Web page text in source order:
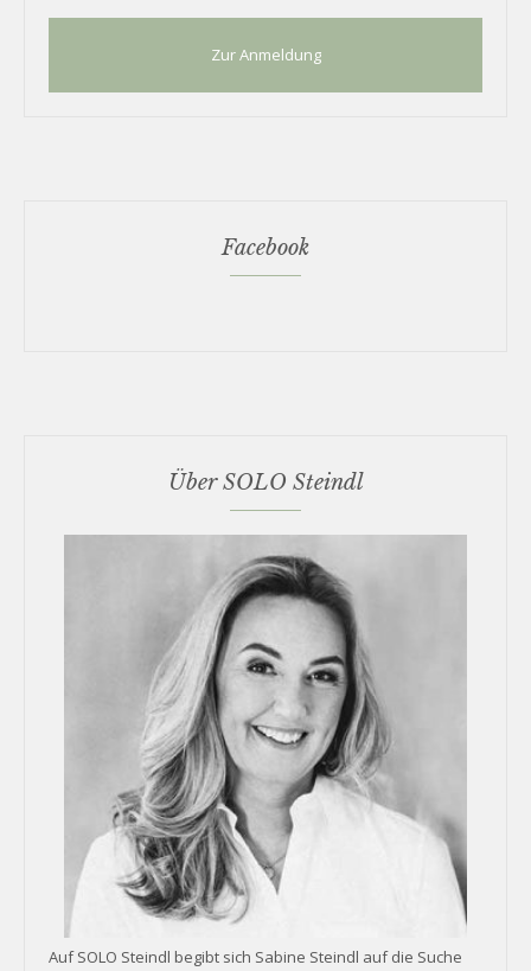
Zur Anmeldung
Facebook
Über SOLO Steindl
Auf SOLO Steindl begibt sich Sabine Steindl auf die Suche